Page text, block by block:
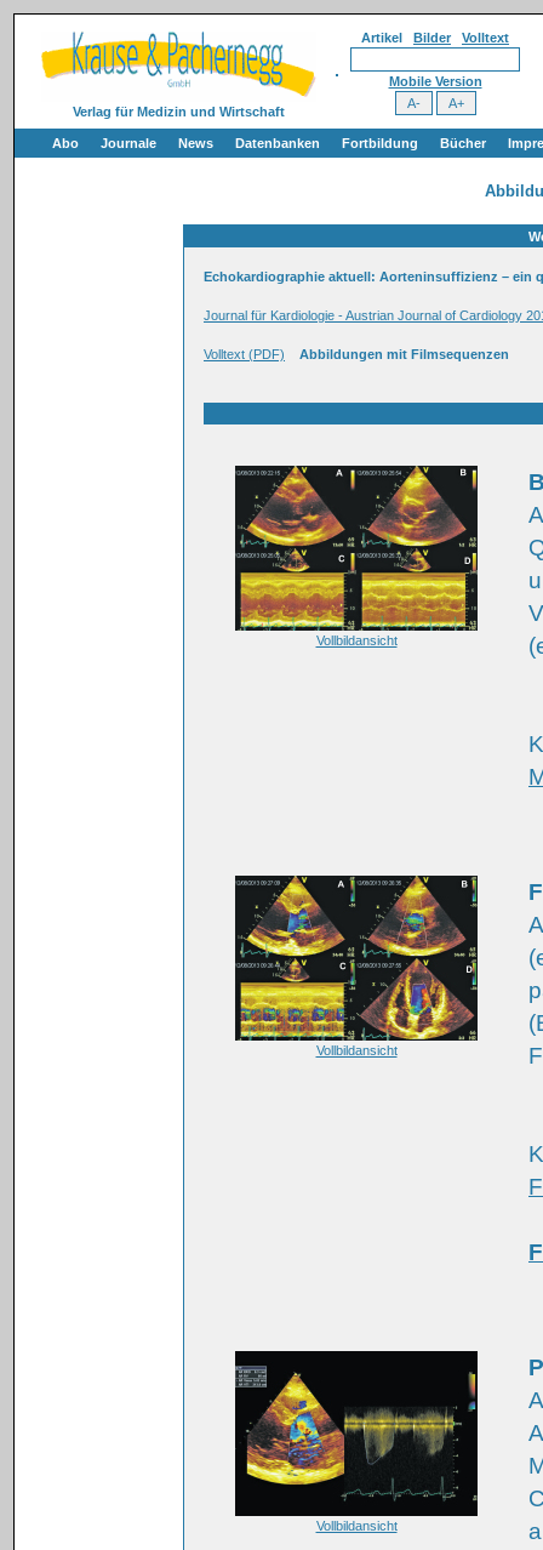
Verlag für Medizin und Wirtschaft
Artikel Bilder Volltext
Mobile Version
Abo Journale News Datenbanken Fortbildung Bücher
Echokardiographie aktuell: Aorteninsuffizienz – ein
Journal für Kardiologie - Austrian Journal of Cardiology
Volltext (PDF) Abbildungen mit Filmsequenzen
Vollbildansicht
Vollbildansicht
Vollbildansicht